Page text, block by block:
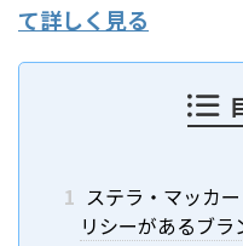
て詳しく見る
1 ステラ・マッカ
リシーがあるブラ